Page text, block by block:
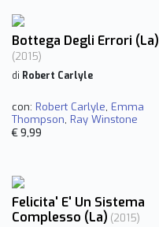
Bottega Degli Errori (La)
(2015)
di Robert Carlyle
con: Robert Carlyle, Emma
Thompson, Ray Winstone
€ 9,99
Felicita' E' Un Sistema
Complesso (La) (2015)